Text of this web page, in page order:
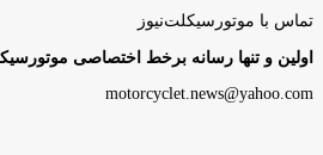
تماس با موتورسیکلت‌نیوز
اولین و تنها رسانه برخط اختصاصی
motorcyclet.news@yahoo.com